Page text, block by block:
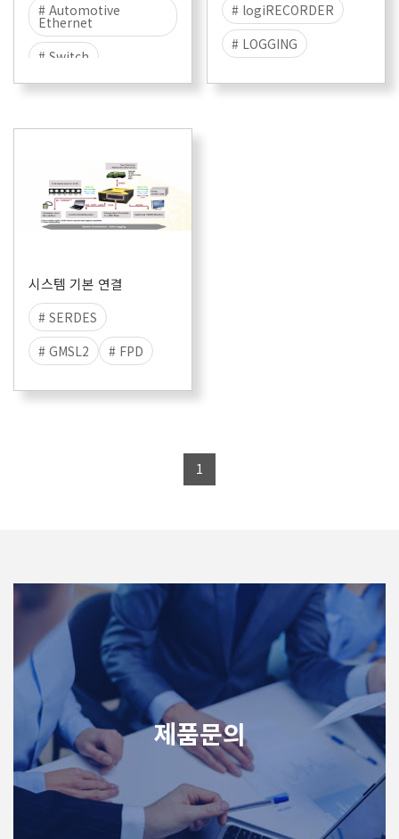
# Automotive
Ethernet
# Switch
# 1000BASE-T1
# 100BASE-T1
# 차량용이더넷
# logiRECORDER
# LOGGING
시스템 기본 연결
# SERDES
# GMSL2
# FPD
1
제품문의